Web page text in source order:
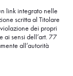
link integrato nelle
scritta al Titolare
dei propri
ai sensi dell’art. 77
all’autorità